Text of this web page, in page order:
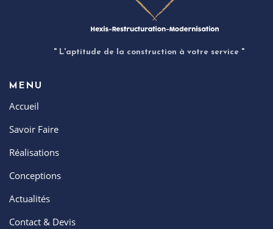
" L'aptitude de la construction à votre service "
MENU
Accueil
Savoir Faire
Réalisations
Conceptions
Actualités
Contact & Devis